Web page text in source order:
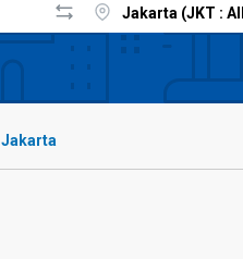
Jakarta